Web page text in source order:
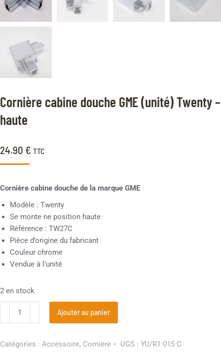
Cornière cabine douche GME (unité) Twenty –
haute
24.90 € TTC
Cornière cabine douche de la marque GME
Modèle : Twenty
Se monte ne position haute
Référence : TW27C
Pièce d’origine du fabricant
Couleur chrome
Vendue à l’unité
2 en stock
Ajouter au panier
Catégories : Accessoire, Cornière UGS : YU/R1 015 C